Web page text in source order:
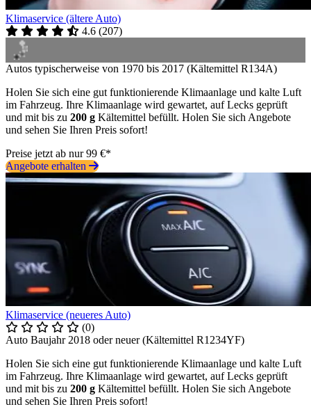
Klimaservice (ältere Auto)
4.6 (207)
Autos typischerweise von 1970 bis 2017 (Kältemittel R134A)
Holen Sie sich eine gut funktionierende Klimaanlage und kalte Luft
im Fahrzeug. Ihre Klimaanlage wird gewartet, auf Lecks geprüft
und mit bis zu 200 g Kältemittel befüllt. Holen Sie sich Angebote
und sehen Sie Ihren Preis sofort!
Preise jetzt ab nur 99 €*
Angebote erhalten
Klimaservice (neueres Auto)
(0)
Auto Baujahr 2018 oder neuer (Kältemittel R1234YF)
Holen Sie sich eine gut funktionierende Klimaanlage und kalte Luft
im Fahrzeug. Ihre Klimaanlage wird gewartet, auf Lecks geprüft
und mit bis zu 200 g Kältemittel befüllt. Holen Sie sich Angebote
und sehen Sie Ihren Preis sofort!